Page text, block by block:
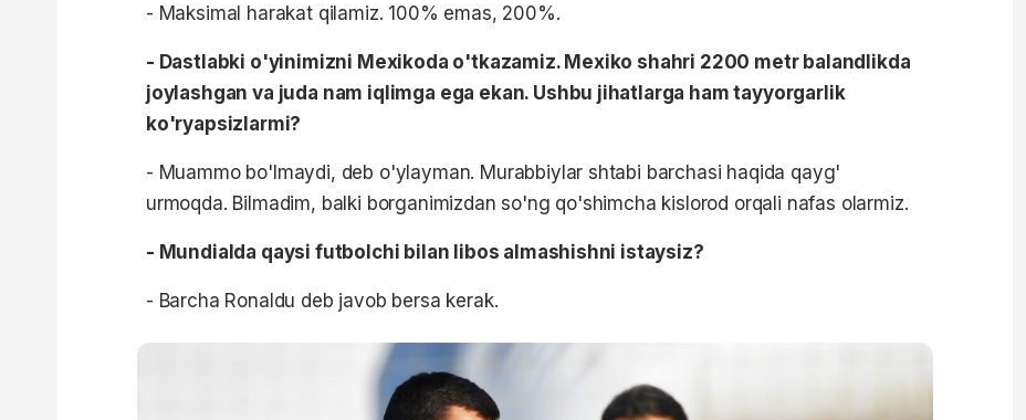
- Maksimal harakat qilamiz. 100% emas, 200%.
- Dastlabki o'yinimizni Mexikoda o'tkazamiz. Mexiko shahri 2200 metr balandlikda
joylashgan va juda nam iqlimga ega ekan. Ushbu jihatlarga ham tayyorgarlik
ko'ryapsizlarmi?
- Muammo bo'lmaydi, deb o'ylayman. Murabbiylar shtabi barchasi haqida qayg'
urmoqda. Bilmadim, balki borganimizdan so'ng qo'shimcha kislorod orqali nafas olarmiz.
- Mundialda qaysi futbolchi bilan libos almashishni istaysiz?
- Barcha Ronaldu deb javob bersa kerak.